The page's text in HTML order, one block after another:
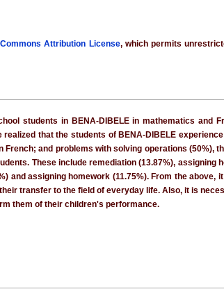
Attribution License, which permits
students in BENA-DIBELE in mathematics and
that the students of BENA-DIBELE
and problems with solving operations (50%),
These include remediation (13.87%), assigning
assigning homework (11.75%). From the
transfer to the field of everyday life. Also, it is
them of their children's performance.